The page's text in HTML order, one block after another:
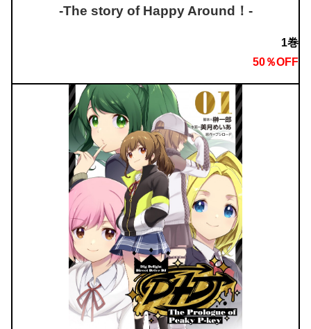
-The story of Happy Around！-
1巻
50％OFF